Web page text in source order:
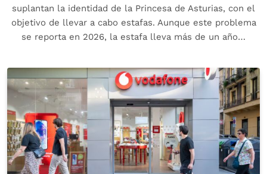
suplantan la identidad de la Princesa de Asturias, con el
objetivo de llevar a cabo estafas. Aunque este problema
se reporta en 2026, la estafa lleva más de un año…